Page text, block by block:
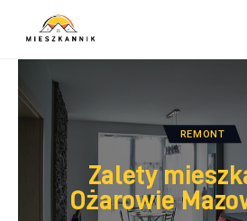
Sypialnia
Łazienka
Kuchnia
REMONT
Zalety
Ożarowie